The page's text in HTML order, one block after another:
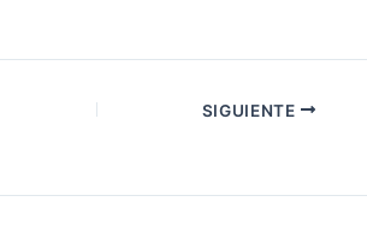
SIGUIENTE